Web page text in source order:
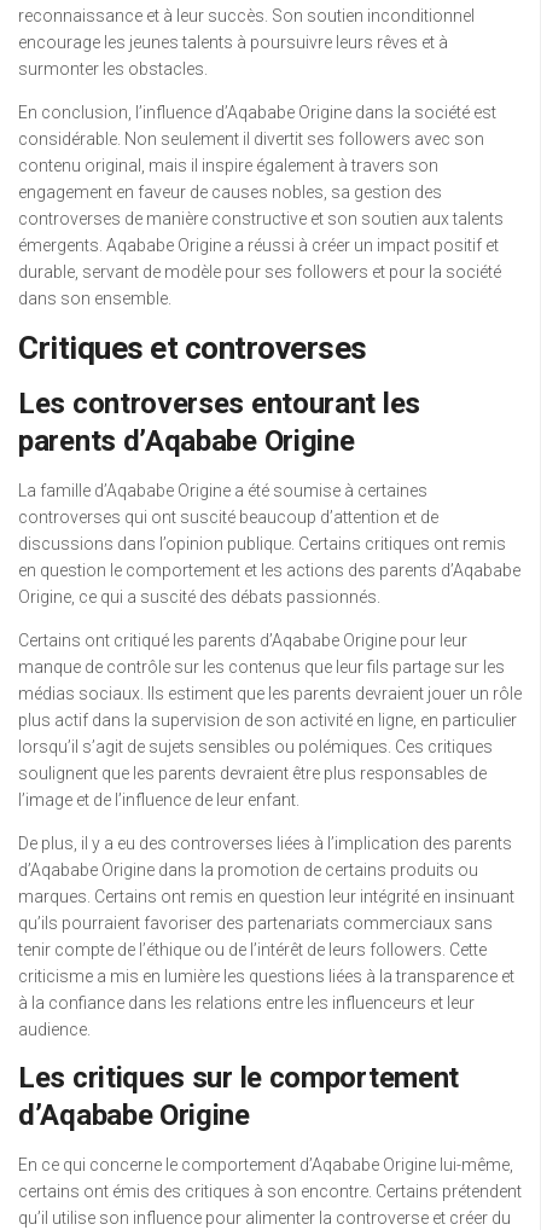
reconnaissance et à leur succès. Son soutien inconditionnel
encourage les jeunes talents à poursuivre leurs rêves et à
surmonter les obstacles.
En conclusion, l’influence d’Aqababe Origine dans la société est
considérable. Non seulement il divertit ses followers avec son
contenu original, mais il inspire également à travers son
engagement en faveur de causes nobles, sa gestion des
controverses de manière constructive et son soutien aux talents
émergents. Aqababe Origine a réussi à créer un impact positif et
durable, servant de modèle pour ses followers et pour la société
dans son ensemble.
Critiques et controverses
Les controverses entourant les
parents d’Aqababe Origine
La famille d’Aqababe Origine a été soumise à certaines
controverses qui ont suscité beaucoup d’attention et de
discussions dans l’opinion publique. Certains critiques ont remis
en question le comportement et les actions des parents d’Aqababe
Origine, ce qui a suscité des débats passionnés.
Certains ont critiqué les parents d’Aqababe Origine pour leur
manque de contrôle sur les contenus que leur fils partage sur les
médias sociaux. Ils estiment que les parents devraient jouer un rôle
plus actif dans la supervision de son activité en ligne, en particulier
lorsqu’il s’agit de sujets sensibles ou polémiques. Ces critiques
soulignent que les parents devraient être plus responsables de
l’image et de l’influence de leur enfant.
De plus, il y a eu des controverses liées à l’implication des parents
d’Aqababe Origine dans la promotion de certains produits ou
marques. Certains ont remis en question leur intégrité en insinuant
qu’ils pourraient favoriser des partenariats commerciaux sans
tenir compte de l’éthique ou de l’intérêt de leurs followers. Cette
criticisme a mis en lumière les questions liées à la transparence et
à la confiance dans les relations entre les influenceurs et leur
audience.
Les critiques sur le comportement
d’Aqababe Origine
En ce qui concerne le comportement d’Aqababe Origine lui-même,
certains ont émis des critiques à son encontre. Certains prétendent
qu’il utilise son influence pour alimenter la controverse et créer du